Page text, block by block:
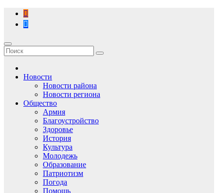
Перейти
содержимому
Новости
Новости района
Новости региона
Общество
Армия
Благоустройство
Здоровье
История
Культура
Молодежь
Образование
Патриотизм
Погода
Помощь